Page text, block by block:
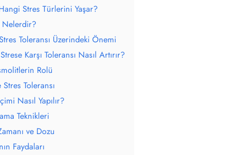
Stres Türlerini Yaşar?
Nelerdir?
Toleransı Üzerindeki Önemi
Karşı Toleransı Nasıl Artırır?
Rolü
Toleransı
Nasıl Yapılır?
Teknikleri
ve Dozu
Faydaları